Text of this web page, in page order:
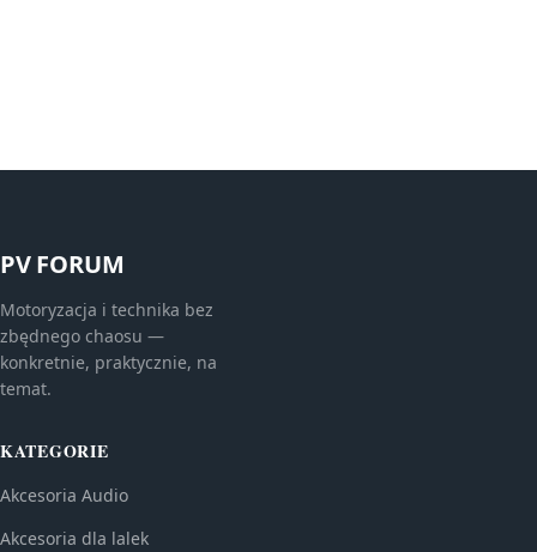
PV FORUM
Motoryzacja i technika bez
zbędnego chaosu —
konkretnie, praktycznie, na
temat.
KATEGORIE
Akcesoria Audio
Akcesoria dla lalek